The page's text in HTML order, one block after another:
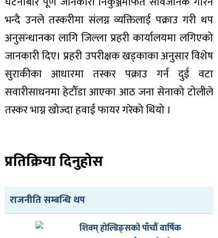
भन्दै उनले तस्करीमा संलग्न व्यक्तिलाई पक्राउ गरी थप
अनुसन्धानका लागि जिल्ला प्रहरी कार्यालयमा लगिएको
जानकारी दिए। प्रहरी उपरीक्षक खड्काका अनुसार विशेष
सुराकीका आधारमा तस्कर पक्राउ गर्न दुई वटा
सवारीसाधनमा हेटौँडा आएका आठ जना सेनाको टोलीले
तस्कर भाग्न खोज्दा हवाई फायर गरेको थियो ।
प्रतिक्रिया दिनुहोस
राजनीति सम्बन्धि थप
शिवम् होल्डिङ्सको पाँचौँ वार्षिक